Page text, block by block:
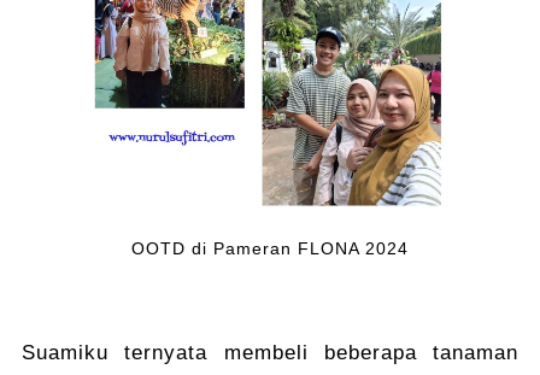
OOTD di Pameran FLONA 2024
Suamiku ternyata membeli beberapa tanaman